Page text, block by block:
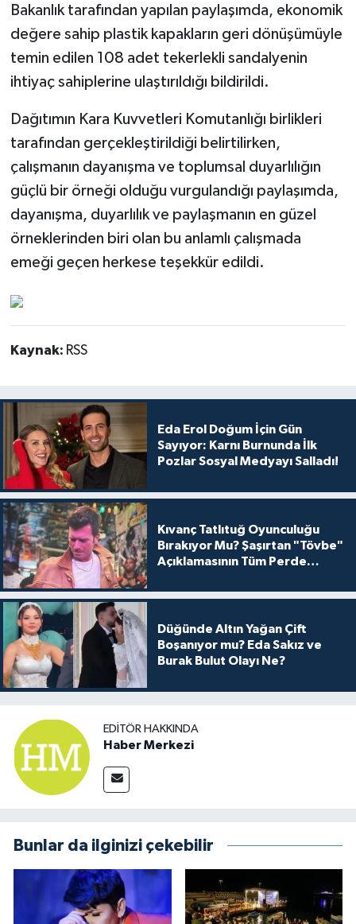
Bakanlık tarafından yapılan paylaşımda, ekonomik
değere sahip plastik kapakların geri dönüşümüyle
temin edilen 108 adet tekerlekli sandalyenin
ihtiyaç sahiplerine ulaştırıldığı bildirildi.
Dağıtımın Kara Kuvvetleri Komutanlığı birlikleri
tarafından gerçekleştirildiği belirtilirken,
çalışmanın dayanışma ve toplumsal duyarlılığın
güçlü bir örneği olduğu vurgulandığı paylaşımda,
dayanışma, duyarlılık ve paylaşmanın en güzel
örneklerinden biri olan bu anlamlı çalışmada
emeği geçen herkese teşekkür edildi.
Kaynak: RSS
Eda Erol Doğum İçin Gün
Sayıyor: Karnı Burnunda İlk
Pozlar Sosyal Medyayı Salladı!
Kıvanç Tatlıtuğ Oyunculuğu
Bırakıyor Mu? Şaşırtan "Tövbe"
Açıklamasının Tüm Perde
Düğünde Altın Yağan Çift
Boşanıyor mu? Eda Sakız ve
Burak Bulut Olayı Ne?
EDITÖR HAKKINDA
Haber Merkezi
Bunlar da ilginizi çekebilir